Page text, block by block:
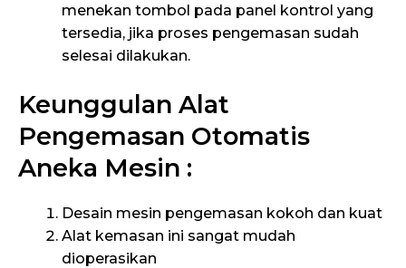
menekan tombol pada panel kontrol yang
tersedia, jika proses pengemasan sudah
selesai dilakukan.
Keunggulan Alat
Pengemasan Otomatis
Aneka Mesin :
Desain mesin pengemasan kokoh dan kuat
Alat kemasan ini sangat mudah
dioperasikan